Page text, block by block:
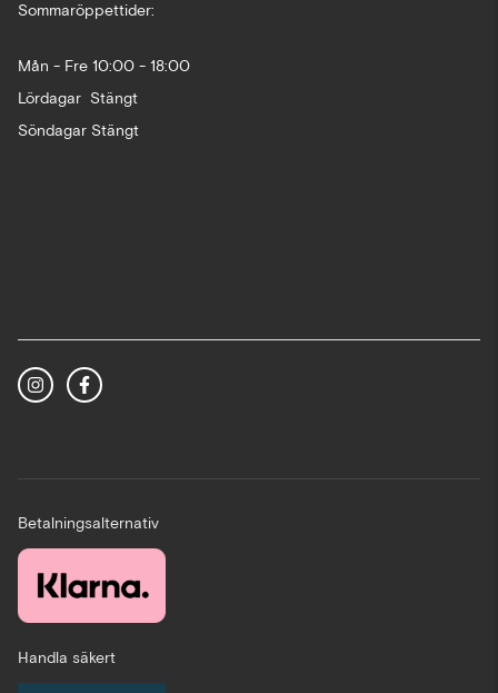
Sommaröppettider:
Mån - Fre 10:00 - 18:00
Lördagar Stängt
Söndagar Stängt
Betalningsalternativ
Handla säkert